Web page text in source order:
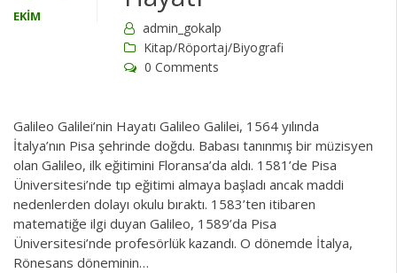
EKIM
admin_gokalp
Kitap/Röportaj/Biyografi
0 Comments
Galileo Galilei’nin Hayatı Galileo Galilei, 1564 yılında
İtalya’nın Pisa şehrinde doğdu. Babası tanınmış bir müzisyen
olan Galileo, ilk eğitimini Floransa’da aldı. 1581’de Pisa
Üniversitesi’nde tıp eğitimi almaya başladı ancak maddi
nedenlerden dolayı okulu bıraktı. 1583’ten itibaren
matematiğe ilgi duyan Galileo, 1589’da Pisa
Üniversitesi’nde profesörlük kazandı. O dönemde İtalya,
Rönesans döneminin…